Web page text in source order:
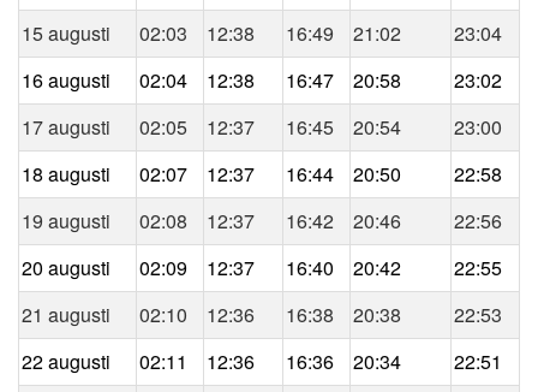
15 augusti 02:03 12:38 16:49 21:02
23:04
16 augusti
02:04 12:38 16:47 20:58
23:02
17 augusti
02:05 12:37 16:45 20:54
23:00
18 augusti
02:07 12:37 16:44 20:50
22:58
19 augusti
02:08 12:37 16:42 20:46
22:56
20 augusti
02:09 12:37 16:40 20:42
22:55
21 augusti
02:10 12:36 16:38 20:38
22:53
22 augusti
02:11 12:36 16:36 20:34
22:51